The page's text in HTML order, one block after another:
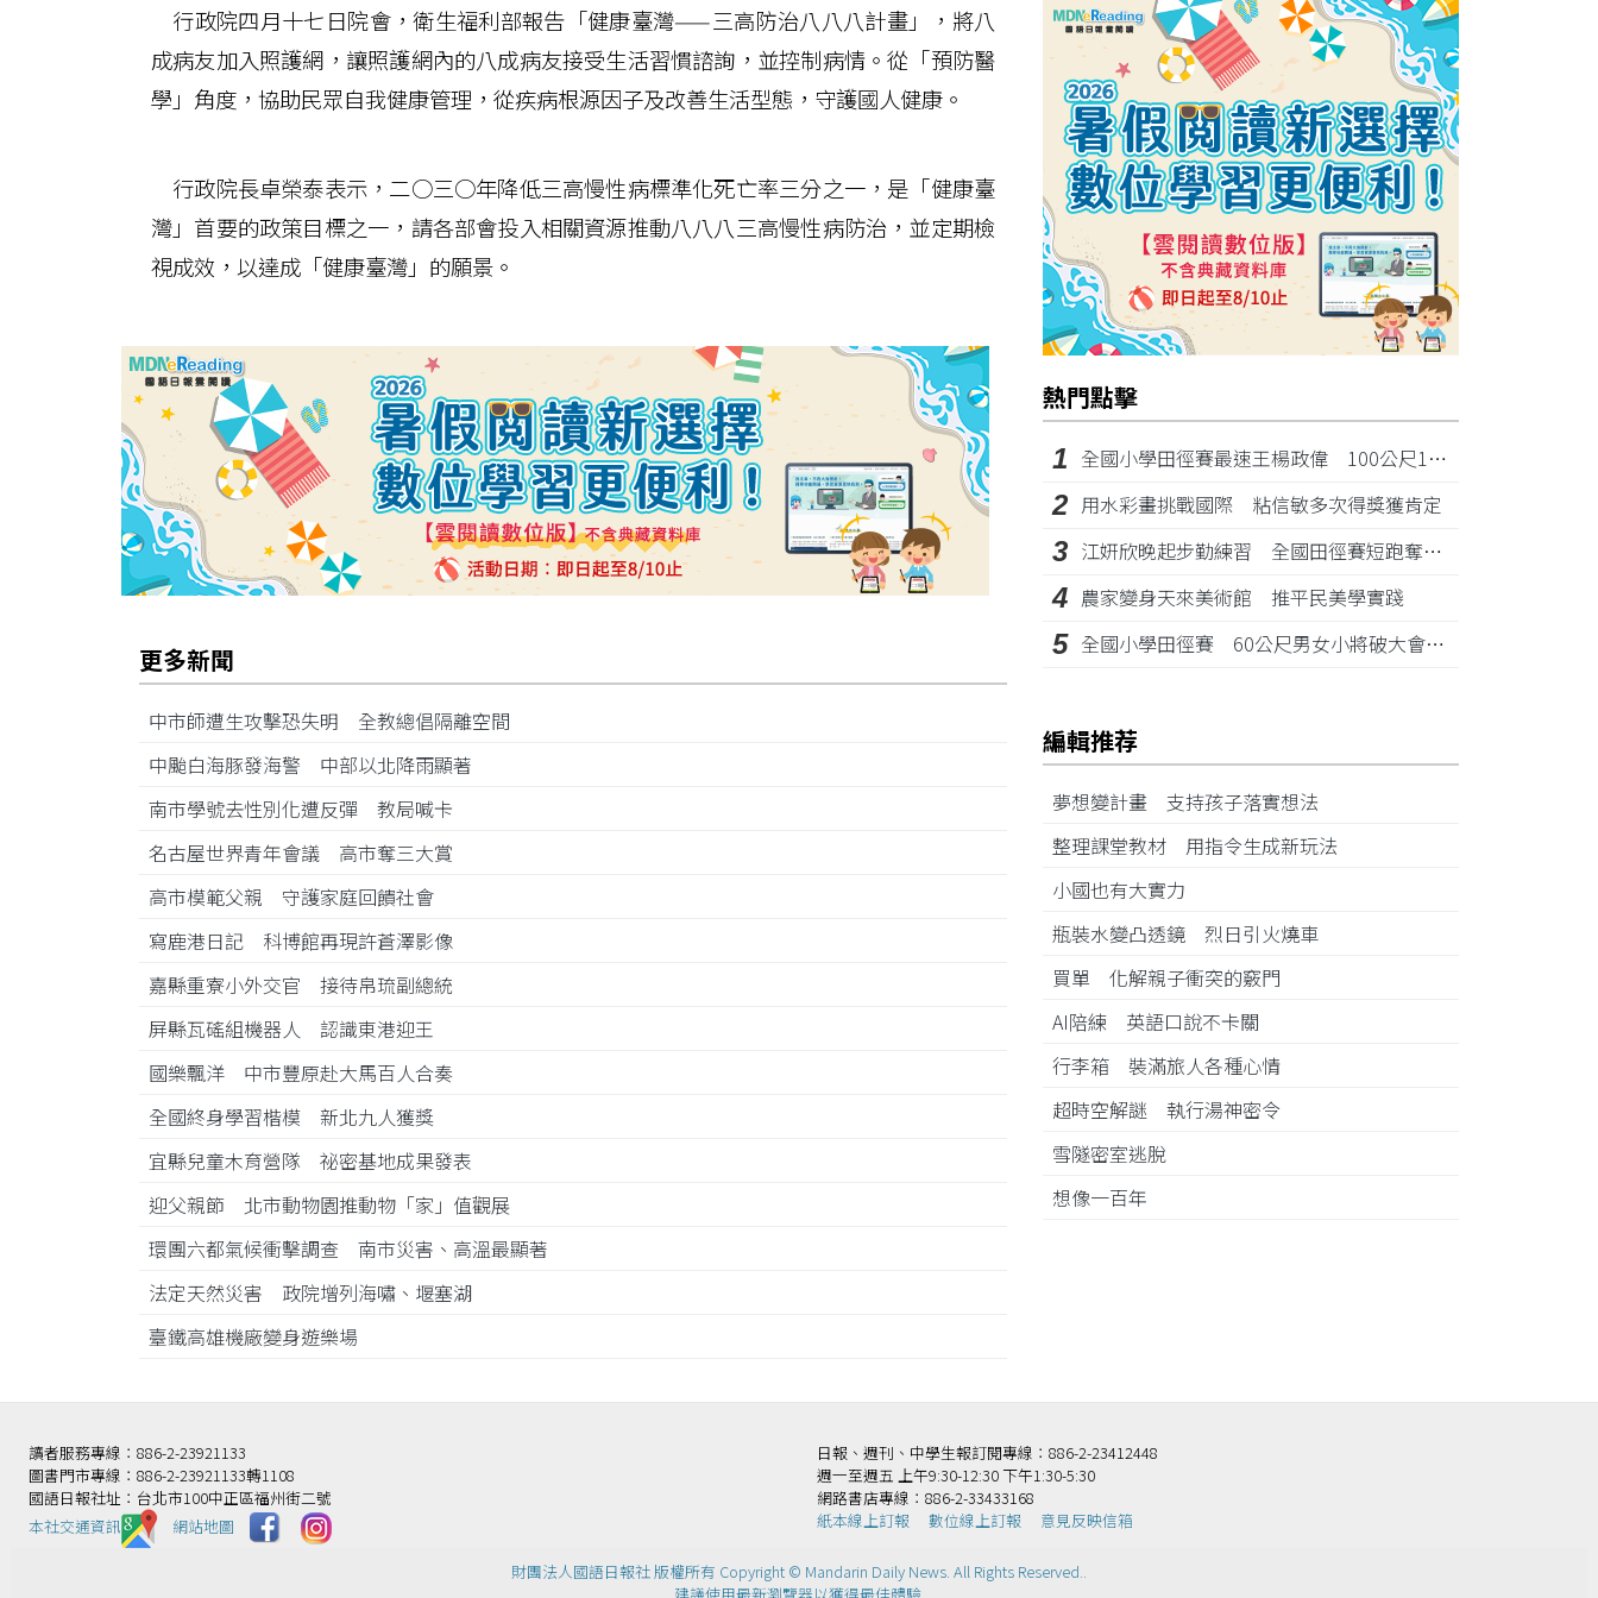
行政院四月十七日院會，衛生福利部報告「健康臺灣——三高防治八八八計畫」，將八
成病友加入照護網，讓照護網內的八成病友接受生活習慣諮詢，並控制病情。從「預防醫
學」角度，協助民眾自我健康管理，從疾病根源因子及改善生活型態，守護國人健康。
行政院長卓榮泰表示，二○三○年降低三高慢性病標準化死亡率三分之一，是「健康臺
灣」首要的政策目標之一，請各部會投入相關資源推動八八八三高慢性病防治，並定期檢
視成效，以達成「健康臺灣」的願景。
更多新聞
中市師遭生攻擊恐失明 全教總倡隔離空間
中颱白海豚發海警 中部以北降雨顯著
南市學號去性別化遭反彈 教局喊卡
名古屋世界青年會議 高市奪三大賞
高市模範父親 守護家庭回饋社會
寫鹿港日記 科博館再現許蒼澤影像
嘉縣重寮小外交官 接待帛琉副總統
屏縣瓦磘組機器人 認識東港迎王
國樂飄洋 中市豐原赴大馬百人合奏
全國終身學習楷模 新北九人獲獎
宜縣兒童木育營隊 祕密基地成果發表
迎父親節 北市動物園推動物「家」值觀展
環團六都氣候衝擊調查 南市災害、高溫最顯著
法定天然災害 政院增列海嘯、堰塞湖
臺鐵高雄機廠變身遊樂場
熱門點擊
1 全國小學田徑賽最速王楊政偉 100公尺11秒87奪金
2 用水彩畫挑戰國際 粘信敏多次得獎獲肯定
3 江姸欣晚起步勤練習 全國田徑賽短跑奪金摘銅
4 農家變身天來美術館 推平民美學實踐
5 全國小學田徑賽 60公尺男女小將破大會紀錄
編輯推荐
夢想變計畫 支持孩子落實想法
整理課堂教材 用指令生成新玩法
小國也有大實力
瓶裝水變凸透鏡 烈日引火燒車
買單 化解親子衝突的竅門
AI陪練 英語口說不卡關
行李箱 裝滿旅人各種心情
超時空解謎 執行湯神密令
雪隧密室逃脫
想像一百年
讀者服務專線：886-2-23921133
圖書門市專線：886-2-23921133轉1108
國語日報社址：台北市100中正區福州街二號
本社交通資訊️
網站地圖
日報、週刊、中學生報訂閱專線：886-2-23412448
週一至週五 上午9:30-12:30 下午1:30-5:30
網路書店專線：886-2-33433168
紙本線上訂報
數位線上訂報 意見反映信箱
財團法人國語日報社 版權所有 Copyright © Mandarin Daily News. All Rights Reserved..